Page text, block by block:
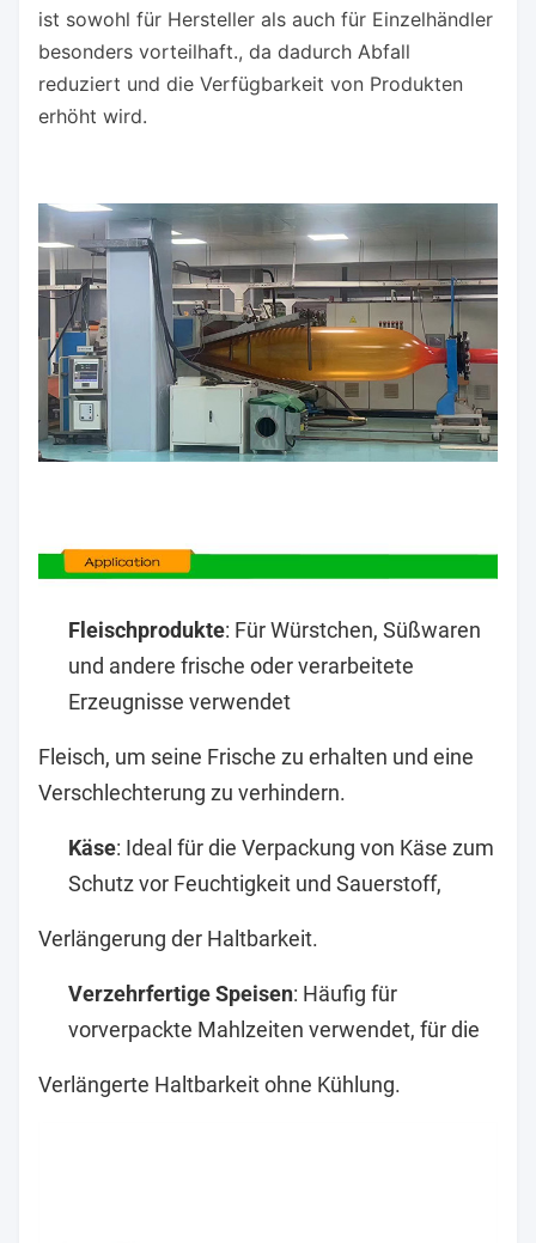
ist sowohl für Hersteller als auch für Einzelhändler
besonders vorteilhaft., da dadurch Abfall
reduziert und die Verfügbarkeit von Produkten
erhöht wird.
Fleischprodukte: Für Würstchen, Süßwaren
und andere frische oder verarbeitete
Erzeugnisse verwendet
Fleisch, um seine Frische zu erhalten und eine
Verschlechterung zu verhindern.
Käse: Ideal für die Verpackung von Käse zum
Schutz vor Feuchtigkeit und Sauerstoff,
Verlängerung der Haltbarkeit.
Verzehrfertige Speisen: Häufig für
vorverpackte Mahlzeiten verwendet, für die
Verlängerte Haltbarkeit ohne Kühlung.